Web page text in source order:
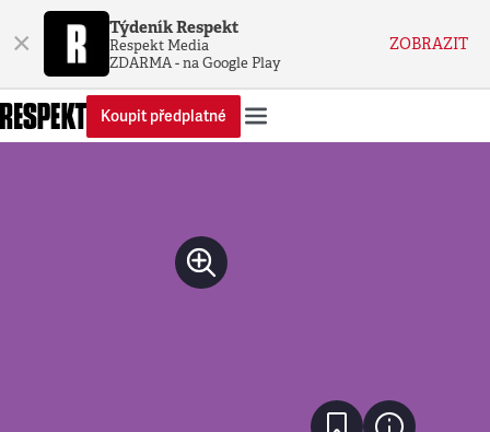
× Týdeník Respekt
Respekt Media
ZDARMA - na Google Play
ZOBRAZIT
Koupit předplatné